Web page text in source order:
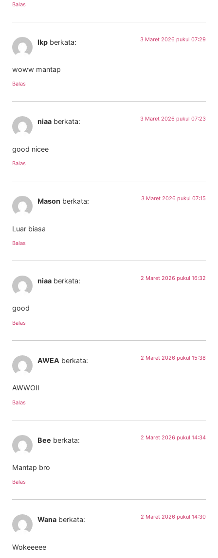
Balas
lkp berkata: 3 Maret 2026 pukul 07:29
woww mantap
Balas
niaa berkata: 3 Maret 2026 pukul 07:23
good nicee
Balas
Mason berkata: 3 Maret 2026 pukul 07:15
Luar biasa
Balas
niaa berkata: 2 Maret 2026 pukul 16:32
good
Balas
AWEA berkata: 2 Maret 2026 pukul 15:38
AWWOII
Balas
Bee berkata: 2 Maret 2026 pukul 14:34
Mantap bro
Balas
Wana berkata: 2 Maret 2026 pukul 14:30
Wokeeeee